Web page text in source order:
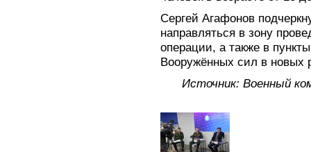
Сергей Агафонов
направляться в зону
операции, а также в
Вооружённых сил в новых
Источник: Военный